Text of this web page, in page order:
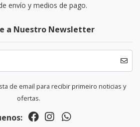
envío y medios de pago.
a Nuestro Newsletter
de email para recibir primeiro noticias y
ofertas.